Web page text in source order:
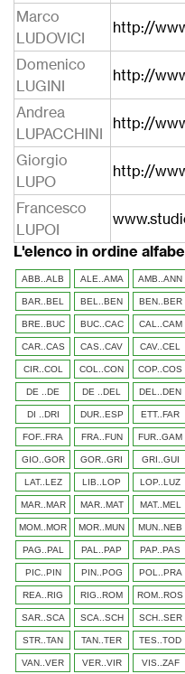
Marco
LUDOVICI
http://
Domenico
LUGINI
http://
Andrea
LUPACCHINI
http://
Giorgio
LUPO
http://
Francesco
LUPOI
L'elenco in ordine
ABB..ALB ALE..AMA AMB..ANN
BAR..BEL BEL..BEN BEN..BER
BRE..BUC BUC..CAC CAL..CAM
CAR..CAS CAS..CAV CAV..CEL
CIR..COL COL..CON COP..COS
DE ..DE DE ..DEL DEL..DEN
DI ..DRI DUR..ESP ETT..FAR
FOF..FRA FRA..FUN FUR..GAM
GIO..GOR GOR..GRI GRI..GUI
LAT..LEZ LIB..LOP LOP..LUZ
MAR..MAR MAR..MAT MAT..MEL
MOM..MOR MOR..MUN MUN..NEB
PAG..PAL PAL..PAP PAP..PAS
PIC..PIN PIN..POG POL..PRA
REA..RIG RIG..ROM ROM..ROS
SAR..SCA SCA..SCH SCH..SER
STR..TAN TAN..TER TES..TOD
VAN..VER VER..VIR VIS..ZAF